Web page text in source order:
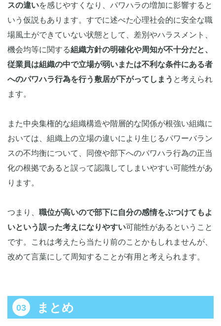
スの違いを感じやすくなり、パワハラの増加に影響すると
いう仮説もあります。すでに述べた心理社会的に安全な職
場風土ができていない状態として、差別やハラスメント、
機会均等に関する組織方針の明確化や周知が不十分だと、
従業員は組織の中で立場が弱いまたは不利な条件にある者
へのパワハラ行為を行う敷居が下がってしまう と考えられ
ます。
また中央集権的な組織構造や階層的な関係が根強い組織に
おいては、組織上の立場の違いにより生じるパワーバラン
スの不均衡について、同僚や部下へのパワハラ行為の正当
化の根拠であると誤って認識してしまいやすい可能性があ
ります。
つまり、 職位が高いので部下に自分の感情をぶつけてもよ
いという誤った考えになりやすい可能性があるということ
です。これは考えたら当たり前のことかもしれませんが、
改めて言葉にして周知することが有用と考えられます。
まとめ